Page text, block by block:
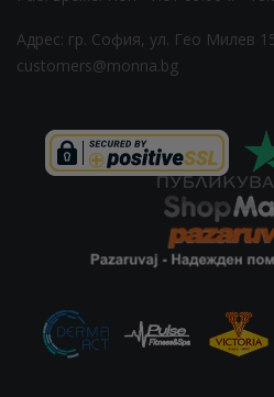
Адрес: гр. София, ул. Гео Милев
customers@monna.bg